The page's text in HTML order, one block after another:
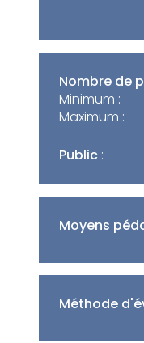
Nombre de
Minimum :
Maximum :
Public :
Moyens
Méthode